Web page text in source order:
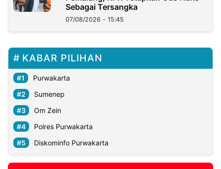
Sebagai Tersangka
07/08/2026 - 15:45
KABAR PILIHAN
Purwakarta
Sumenep
Om Zein
Polres Purwakarta
Diskominfo Purwakarta